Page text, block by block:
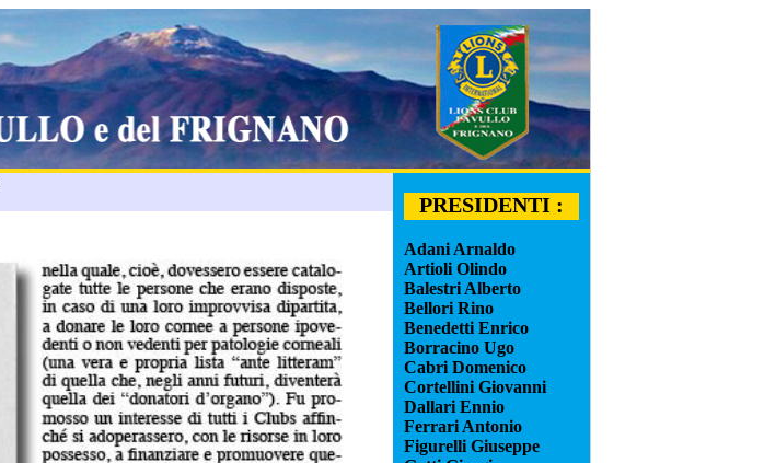
PRESIDENTI :
Adani Arnaldo
Artioli Olindo
Balestri Alberto
Bellori Rino
Benedetti Enrico
Borracino Ugo
Cabri Domenico
Cortellini Giovanni
Dallari Ennio
Ferrari Antonio
Figurelli Giuseppe